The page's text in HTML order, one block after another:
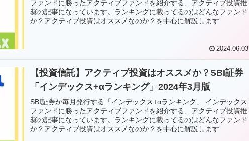
ファンドに勝ったアクティブファンドを紹介する、アクティブ投資推
奨の記事になっています。ランキングに載ってるのはどんなファンド
か？アクティブ投資はオススメなのか？を中心に解説します
2024.06.03
【投資信託】アクティブ投資はオススメか？SBI証券
「インデックス+αランキング」2024年3月版
SBI証券が毎月発行する「インデックス+αランキング」 インデックス
ファンドに勝ったアクティブファンドを紹介する、アクティブ投資推
奨の記事になっています。ランキングに載ってるのはどんなファンド
か？アクティブ投資はオススメなのか？を中心に解説します